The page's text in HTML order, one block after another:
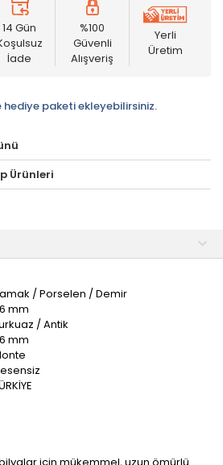
14 Gün
İade
%100
Güvenli
Alışveriş
Yerli
Üretim
hediye paketi ekleyebilirsiniz.
Ürünleri
/ Porselen / Demir
mm
/ Antik
mm
için mükemmel, uzun ömürlü